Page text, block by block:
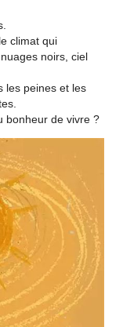
climat qui
noirs, ciel
les peines et les
bonheur de vivre ?